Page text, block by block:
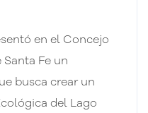
en el Concejo
Fe un
busca crear un
del Lago